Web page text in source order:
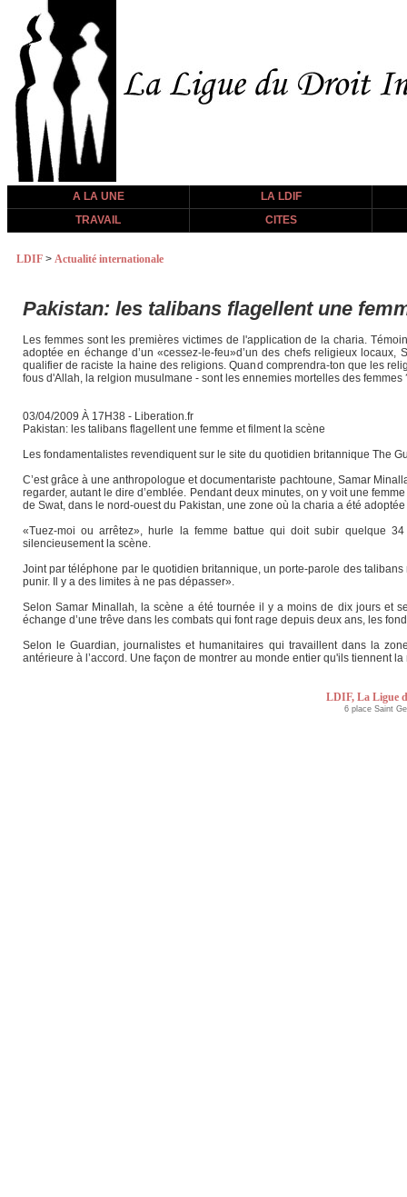
A LA UNE
LA LDIF
TRAVAIL
CITES
LDIF > Actualité internationale
Pakistan: les talibans flagellent une
Les femmes sont les premières victimes de l'application de la charia.
adoptée en échange d’un «cessez-le-feu»d’un des chefs religieux
qualifier de raciste la haine des religions. Quand comprendra-ton que les
fous d'Allah, la relgion musulmane - sont les ennemies mortelles des femmes
03/04/2009 À 17H38 - Liberation.fr
Pakistan: les talibans flagellent une femme et filment la scène
Les fondamentalistes revendiquent sur le site du quotidien britannique The
C’est grâce à une anthropologue et documentariste pachtoune, Samar
regarder, autant le dire d’emblée. Pendant deux minutes, on y voit une
de Swat, dans le nord-ouest du Pakistan, une zone où la charia a été
«Tuez-moi ou arrêtez», hurle la femme battue qui doit subir quelque
silencieusement la scène.
Joint par téléphone par le quotidien britannique, un porte-parole des
punir. Il y a des limites à ne pas dépasser».
Selon Samar Minallah, la scène a été tournée il y a moins de dix jours et
échange d’une trêve dans les combats qui font rage depuis deux ans, les
Selon le Guardian, journalistes et humanitaires qui travaillent dans la
antérieure à l’accord. Une façon de montrer au monde entier qu'ils tiennent
LDIF, La Ligue
6 place Saint